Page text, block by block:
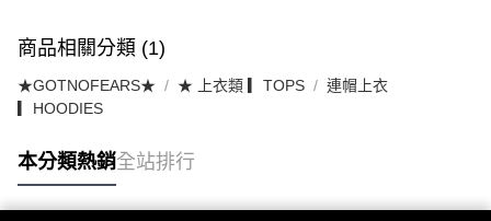
商品相關分類 (1)
★GOTNOFEARS★ ★ 上衣類 ▎TOPS
連帽上衣
▎HOODIES
本分類熱銷全站排行